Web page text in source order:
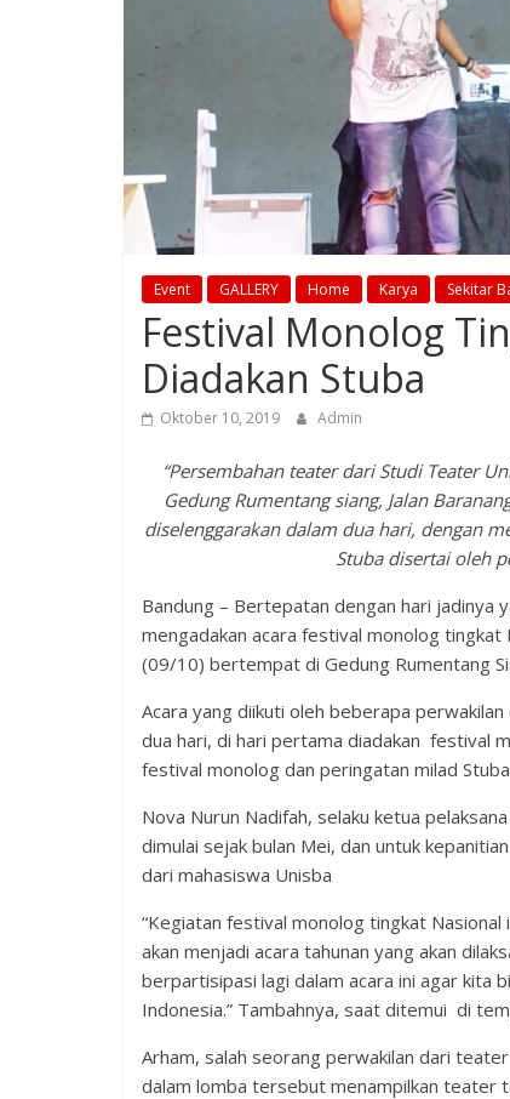
Event GALLERY Home Karya Sekitar
Festival Monolog
Diadakan Stuba
Oktober 10, 2019 Admin
“Persembahan teater dari Studi Teater
Gedung Rumentang siang, Jalan
diselenggarakan dalam dua hari, dengan
Stuba disertai oleh
Bandung – Bertepatan dengan hari jadinya
mengadakan acara festival monolog
(09/10) bertempat di Gedung Rumentang
Acara yang diikuti oleh beberapa
dua hari, di hari pertama diadakan festival
festival monolog dan peringatan milad
Nova Nurun Nadifah, selaku ketua
dimulai sejak bulan Mei, dan untuk
dari mahasiswa Unisba
“Kegiatan festival monolog tingkat Nasional
akan menjadi acara tahunan yang akan
berpartisipasi lagi dalam acara ini agar kita
Indonesia.” Tambahnya, saat ditemui di
Arham, salah seorang perwakilan dari
dalam lomba tersebut menampilkan teater